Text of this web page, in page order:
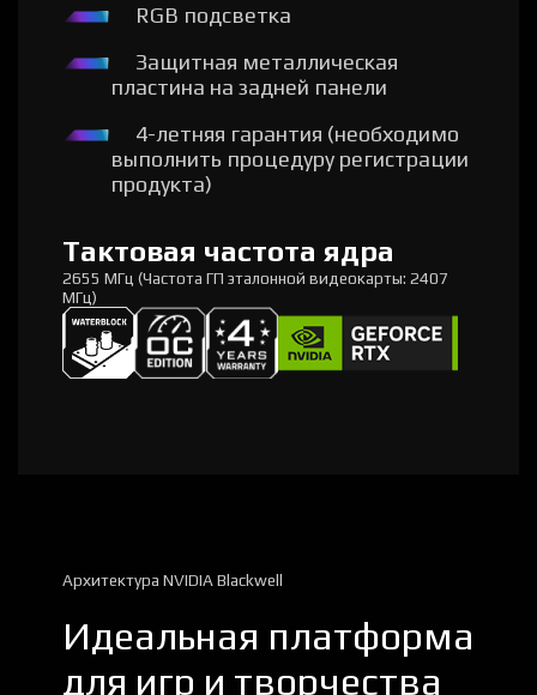
RGB подсветка
Защитная металлическая
пластина на задней панели
4-летняя гарантия (необходимо
выполнить процедуру регистрации
продукта)
Тактовая частота ядра
2655 МГц (Частота ГП эталонной видеокарты: 2407
МГц)
Архитектура NVIDIA Blackwell
Идеальная платформа
для игр и творчества